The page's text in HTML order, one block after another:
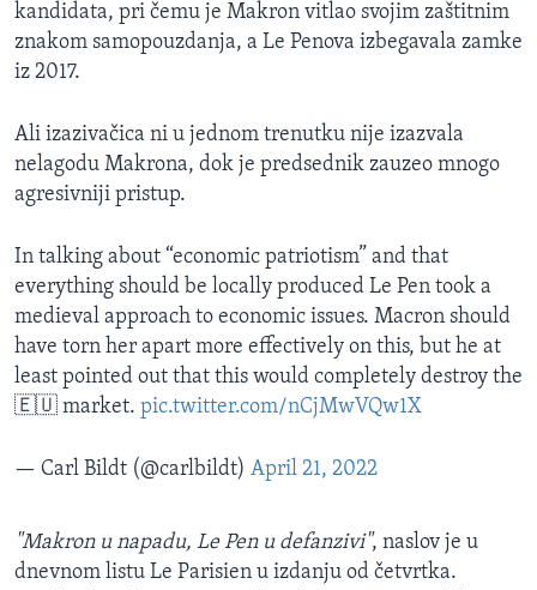
kandidata, pri čemu je Makron vitlao svojim zaštitnim
znakom samopouzdanja, a Le Penova izbegavala zamke
iz 2017.
Ali izazivačica ni u jednom trenutku nije izazvala
nelagodu Makrona, dok je predsednik zauzeo mnogo
agresivniji pristup.
In talking about “economic patriotism” and that
everything should be locally produced Le Pen took a
medieval approach to economic issues. Macron should
have torn her apart more effectively on this, but he at
least pointed out that this would completely destroy the
🇪🇺 market. pic.twitter.com/nCjMwVQw1X
— Carl Bildt (@carlbildt) April 21, 2022
"Makron u napadu, Le Pen u defanzivi", naslov je u
dnevnom listu Le Parisien u izdanju od četvrtka.